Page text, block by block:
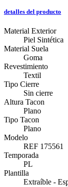
detalles del producto
Material Exterior
Piel Sintética
Material Suela
Goma
Revestimiento
Textil
Tipo Cierre
Sin cierre
Altura Tacon
Plano
Tipo Tacon
Plano
Modelo
REF 175561
Temporada
PL
Plantilla
Extraíble -